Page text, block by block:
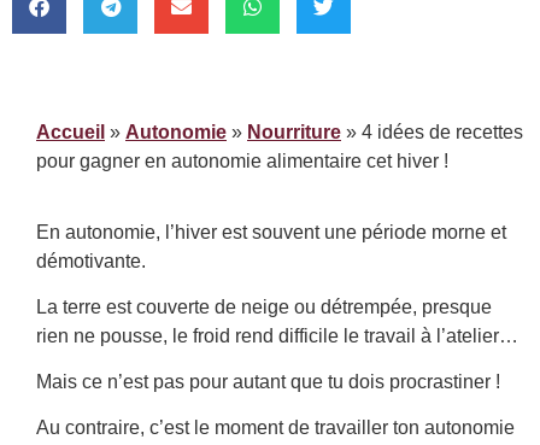
Accueil » Autonomie » Nourriture » 4 idées de recettes
pour gagner en autonomie alimentaire cet hiver !
En autonomie, l’hiver est souvent une période morne et
démotivante.
La terre est couverte de neige ou détrempée, presque
rien ne pousse, le froid rend difficile le travail à l’atelier…
Mais ce n’est pas pour autant que tu dois procrastiner !
Au contraire, c’est le moment de travailler ton autonomie